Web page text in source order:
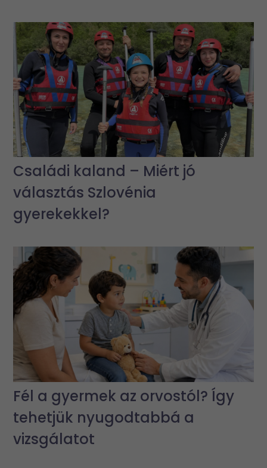
Családi kaland – Miért jó
választás Szlovénia
gyerekekkel?
Fél a gyermek az orvostól? Így
tehetjük nyugodtabbá a
vizsgálatot